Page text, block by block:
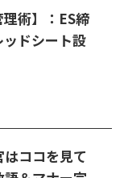
理術】：ES締
ドシート設
はココを見て